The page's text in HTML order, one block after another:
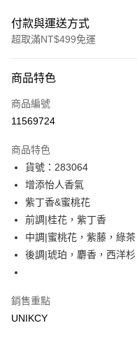
付款與運送方式
超取滿NT$499免運
icash Pay
信用卡一次付款
LINE Pay
Apple Pay
街口支付
悠遊付
運送方式
7-11取貨付款［需3-5個工作
商品特色
商品編號
11569724
商品特色
貨號：283064
增添怡人香氣
紫丁香&蜜桃花
前調|桂花，紫丁香
中調|蜜桃花，紫藤，綠茶
後調|琥珀，麝香，西洋杉
銷售重點
UNIKCY